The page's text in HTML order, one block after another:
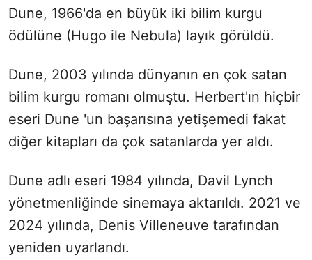
Dune, 1966'da en büyük iki bilim kurgu
ödülüne (Hugo ile Nebula) layık görüldü.
Dune, 2003 yılında dünyanın en çok satan
bilim kurgu romanı olmuştu. Herbert'ın hiçbir
eseri Dune 'un başarısına yetişemedi fakat
diğer kitapları da çok satanlarda yer aldı.
Dune adlı eseri 1984 yılında, Davil Lynch
yönetmenliğinde sinemaya aktarıldı. 2021 ve
2024 yılında, Denis Villeneuve tarafından
yeniden uyarlandı.